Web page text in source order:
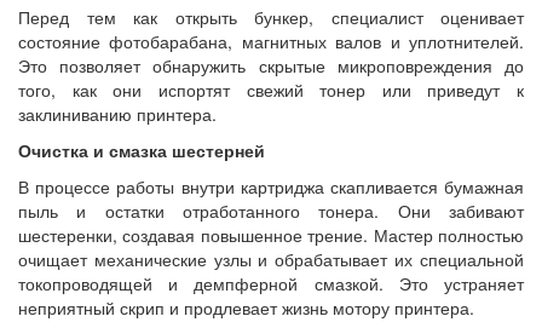
Перед тем как открыть бункер, специалист оценивает
состояние фотобарабана, магнитных валов и уплотнителей.
Это позволяет обнаружить скрытые микроповреждения до
того, как они испортят свежий тонер или приведут к
заклиниванию принтера.
Очистка и смазка шестерней
В процессе работы внутри картриджа скапливается бумажная
пыль и остатки отработанного тонера. Они забивают
шестеренки, создавая повышенное трение. Мастер полностью
очищает механические узлы и обрабатывает их специальной
токопроводящей и демпферной смазкой. Это устраняет
неприятный скрип и продлевает жизнь мотору принтера.